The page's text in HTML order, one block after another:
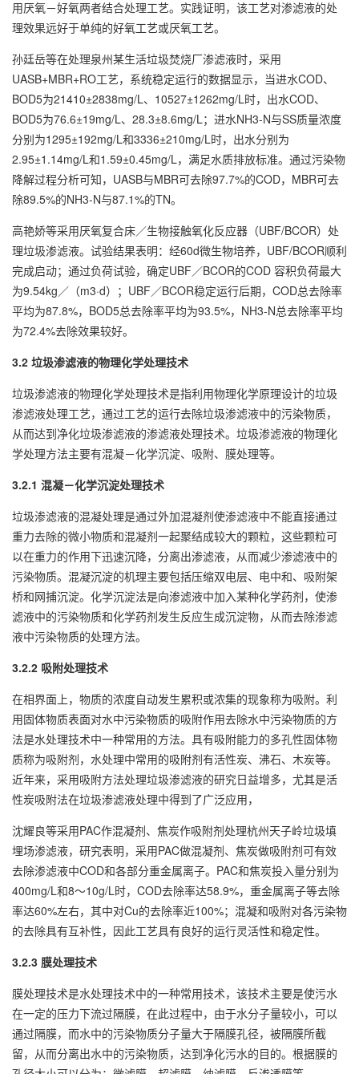
用厌氧－好氧两者结合处理工艺。实践证明，该工艺对渗滤液的处
理效果远好于单纯的好氧工艺或厌氧工艺。
孙廷岳等在处理泉州某生活垃圾焚烧厂渗滤液时，采用
UASB+MBR+RO工艺，系统稳定运行的数据显示，当进水COD、
BOD5为21410±2838mg/L、10527±1262mg/L时，出水COD、
BOD5为76.6±19mg/L、28.3±8.6mg/L；进水NH3-N与SS质量浓度
分别为1295±192mg/L和3336±210mg/L时，出水分别为
2.95±1.14mg/L和1.59±0.45mg/L，满足水质排放标准。通过污染物
降解过程分析可知，UASB与MBR可去除97.7%的COD，MBR可去
除89.5%的NH3-N与87.1%的TN。
高艳娇等采用厌氧复合床／生物接触氧化反应器（UBF/BCOR）处
理垃圾渗滤液。试验结果表明：经60d微生物培养，UBF/BCOR顺利
完成启动；通过负荷试验，确定UBF／BCOR的COD 容积负荷最大
为9.54kg／（m3·d）；UBF／BCOR稳定运行后期，COD总去除率
平均为87.8%，BOD5总去除率平均为93.5%，NH3-N总去除率平均
为72.4%去除效果较好。
3.2 垃圾渗滤液的物理化学处理技术
垃圾渗滤液的物理化学处理技术是指利用物理化学原理设计的垃圾
渗滤液处理工艺，通过工艺的运行去除垃圾渗滤液中的污染物质，
从而达到净化垃圾渗滤液的渗滤液处理技术。垃圾渗滤液的物理化
学处理方法主要有混凝－化学沉淀、吸附、膜处理等。
3.2.1 混凝－化学沉淀处理技术
垃圾渗滤液的混凝处理是通过外加混凝剂使渗滤液中不能直接通过
重力去除的微小物质和混凝剂一起聚结成较大的颗粒，这些颗粒可
以在重力的作用下迅速沉降，分离出渗滤液，从而减少渗滤液中的
污染物质。混凝沉淀的机理主要包括压缩双电层、电中和、吸附架
桥和网捕沉淀。化学沉淀法是向渗滤液中加入某种化学药剂，使渗
滤液中的污染物质和化学药剂发生反应生成沉淀物，从而去除渗滤
液中污染物质的处理方法。
3.2.2 吸附处理技术
在相界面上，物质的浓度自动发生累积或浓集的现象称为吸附。利
用固体物质表面对水中污染物质的吸附作用去除水中污染物质的方
法是水处理技术中一种常用的方法。具有吸附能力的多孔性固体物
质称为吸附剂，水处理中常用的吸附剂有活性炭、沸石、木炭等。
近年来，采用吸附方法处理垃圾渗滤液的研究日益增多，尤其是活
性炭吸附法在垃圾渗滤液处理中得到了广泛应用，
沈耀良等采用PAC作混凝剂、焦炭作吸附剂处理杭州天子岭垃圾填
埋场渗滤液，研究表明，采用PAC做混凝剂、焦炭做吸附剂可有效
去除渗滤液中COD和各部分重金属离子。PAC和焦炭投入量分别为
400mg/L和8～10g/L时，COD去除率达58.9%，重金属离子等去除
率达60%左右，其中对Cu的去除率近100%；混凝和吸附对各污染物
的去除具有互补性，因此工艺具有良好的运行灵活性和稳定性。
3.2.3 膜处理技术
膜处理技术是水处理技术中的一种常用技术，该技术主要是使污水
在一定的压力下流过隔膜，在此过程中，由于水分子量较小，可以
通过隔膜，而水中的污染物质分子量大于隔膜孔径，被隔膜所截
留，从而分离出水中的污染物质，达到净化污水的目的。根据膜的